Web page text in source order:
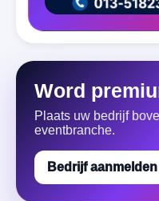
Word
Plaats uw bedrijf
eventbranche.
Bedrijf aanmelden